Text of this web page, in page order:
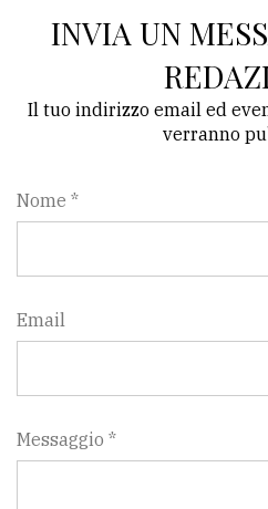
INVIA UN
Il tuo indirizzo email ed
verranno
Nome *
Email
Messaggio *